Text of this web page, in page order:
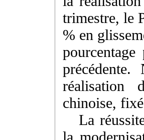
trimestre, le
% en
réalisation
chinoise,
La